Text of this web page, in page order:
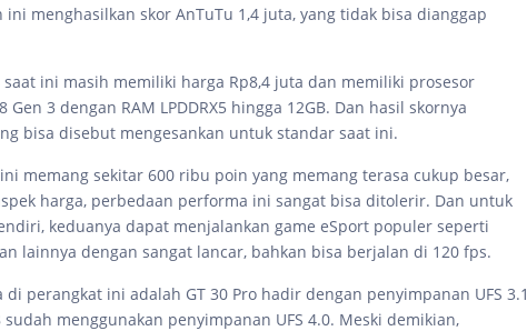
ini menghasilkan skor AnTuTu 1,4 juta, yang tidak bisa dianggap
saat ini masih memiliki harga Rp8,4 juta dan memiliki prosesor
3 dengan RAM LPDDRX5 hingga 12GB. Dan hasil skornya
bisa disebut mengesankan untuk standar saat ini.
memang sekitar 600 ribu poin yang memang terasa cukup besar,
harga, perbedaan performa ini sangat bisa ditolerir. Dan untuk
keduanya dapat menjalankan game eSport populer seperti
lainnya dengan sangat lancar, bahkan bisa berjalan di 120 fps.
perangkat ini adalah GT 30 Pro hadir dengan penyimpanan UFS 3.1
sudah menggunakan penyimpanan UFS 4.0. Meski demikian,